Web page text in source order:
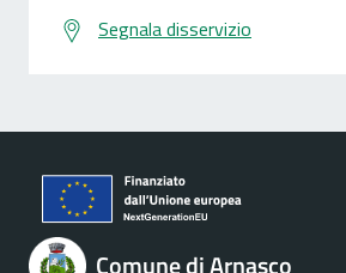
Segnala disservizio
Comune di Arnasco